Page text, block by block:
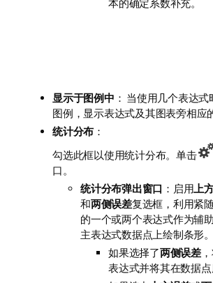
本的确定系数补充。
显示于图例中 ： 当使用几个表达
图例，显示表达式及其图表旁相应
统计分布 ：
勾选此框以使用统计分布。单击
口。
统计分布弹出窗口 ：启用 上
和两侧误差复选框，利用紧
的一个或两个表达式作为辅
主表达式数据点上绘制条形。
如果选择了两侧误差
表达式并将其在数据点